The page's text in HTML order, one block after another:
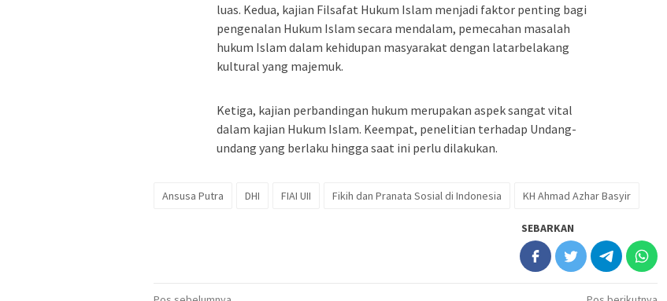
luas. Kedua, kajian Filsafat Hukum Islam menjadi faktor penting bagi
pengenalan Hukum Islam secara mendalam, pemecahan masalah
hukum Islam dalam kehidupan masyarakat dengan latarbelakang
kultural yang majemuk.
Ketiga, kajian perbandingan hukum merupakan aspek sangat vital
dalam kajian Hukum Islam. Keempat, penelitian terhadap Undang-
undang yang berlaku hingga saat ini perlu dilakukan.
Ansusa Putra DHI FIAI UII Fikih dan Pranata Sosial di Indonesia KH Ahmad Azhar Basyir
SEBARKAN